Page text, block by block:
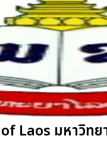
Laos มหาวิทย